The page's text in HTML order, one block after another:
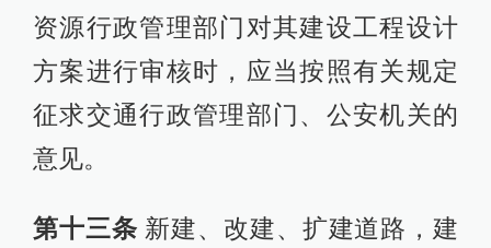
资源行政管理部门对其建设工程设计
方案进行审核时，应当按照有关规定
征求交通行政管理部门、公安机关的
意见。
第十三条 新建、改建、扩建道路，建